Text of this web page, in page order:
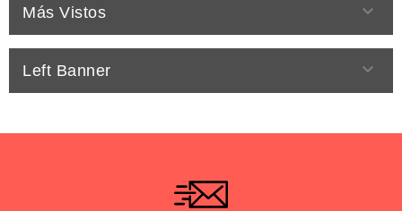
Más Vistos 
Left Banner 